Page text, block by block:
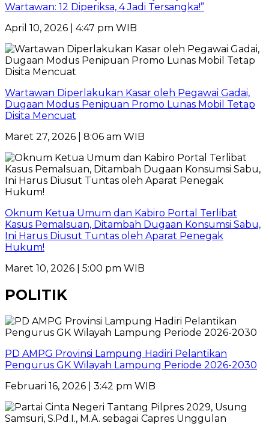
Wartawan: 12 Diperiksa, 4 Jadi Tersangka!”
April 10, 2026 | 4:47 pm WIB
Wartawan Diperlakukan Kasar oleh Pegawai Gadai,
Dugaan Modus Penipuan Promo Lunas Mobil Tetap
Disita Mencuat
Maret 27, 2026 | 8:06 am WIB
Oknum Ketua Umum dan Kabiro Portal Terlibat
Kasus Pemalsuan, Ditambah Dugaan Konsumsi Sabu,
Ini Harus Diusut Tuntas oleh Aparat Penegak
Hukum!
Maret 10, 2026 | 5:00 pm WIB
POLITIK
PD AMPG Provinsi Lampung Hadiri Pelantikan
Pengurus GK Wilayah Lampung Periode 2026-2030
Februari 16, 2026 | 3:42 pm WIB